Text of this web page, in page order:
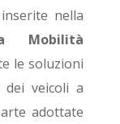
nella
Mobilità
le soluzioni
veicoli a
adottate